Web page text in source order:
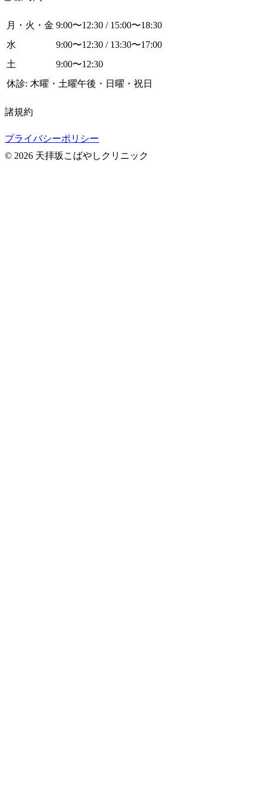
月・火・金 9:00〜12:30 / 15:00〜18:30
水
9:00〜12:30 / 13:30〜17:00
土
9:00〜12:30
休診: 木曜・土曜午後・日曜・祝日
諸規約
プライバシーポリシー
© 2026 天拝坂こばやしクリニック